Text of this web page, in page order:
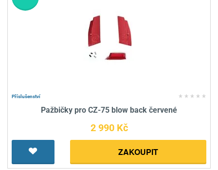
Příslušenství
Pažbičky pro CZ-75 blow back červené
2 990 Kč
ZAKOUPIT